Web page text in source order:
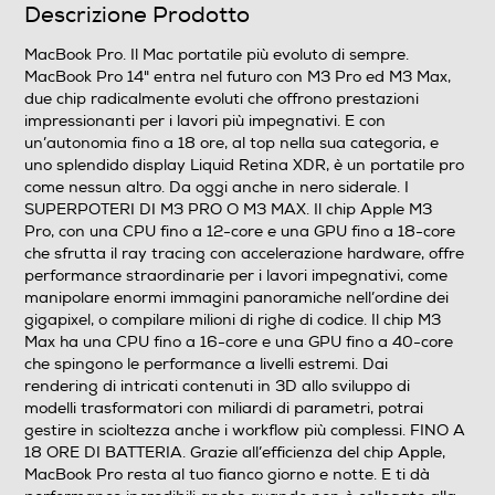
M3 Pro
Piattaforma EVO
Memoria RAM
Tipo di RAM
DDR5
Capacità RAM in GB
18
Espandibilità RAM
36
Descrizione Prodotto
MacBook Pro. Il Mac portatile più evoluto di sempre.
MacBook Pro 14" entra nel futuro con M3 Pro ed M3 Max,
due chip radicalmente evoluti che offrono prestazioni
impressionanti per i lavori più impegnativi. E con
un’autonomia fino a 18 ore, al top nella sua categoria, e
uno splendido display Liquid Retina XDR, è un portatile pro
come nessun altro. Da oggi anche in nero siderale. I
SUPERPOTERI DI M3 PRO O M3 MAX. Il chip Apple M3
Pro, con una CPU fino a 12-core e una GPU fino a 18-core
che sfrutta il ray tracing con accelerazione hardware, offre
performance straordinarie per i lavori impegnativi, come
manipolare enormi immagini panoramiche nell’ordine dei
gigapixel, o compilare milioni di righe di codice. Il chip M3
Max ha una CPU fino a 16-core e una GPU fino a 40-core
che spingono le performance a livelli estremi. Dai
rendering di intricati contenuti in 3D allo sviluppo di
modelli trasformatori con miliardi di parametri, potrai
gestire in scioltezza anche i workflow più complessi. FINO A
18 ORE DI BATTERIA. Grazie all’efficienza del chip Apple,
MacBook Pro resta al tuo fianco giorno e notte. E ti dà